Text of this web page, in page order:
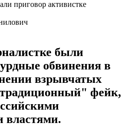
были
обвинения в
взрывчатых
фейк,
властями.